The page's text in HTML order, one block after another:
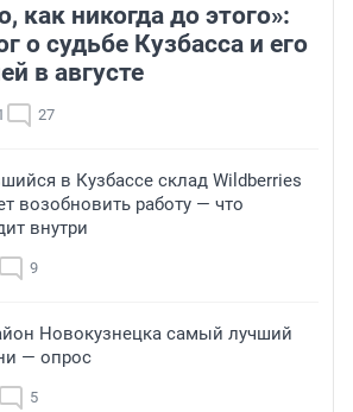
как никогда до этого»:
о судьбе Кузбасса и его
в августе
27
в Кузбассе склад Wildberries
возобновить работу — что
внутри
9
Новокузнецка самый лучший
— опрос
5